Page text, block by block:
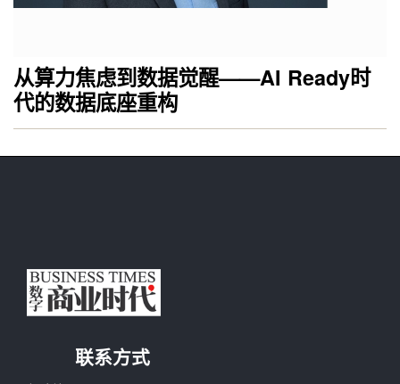
从算力焦虑到数据觉醒——AI Ready时
代的数据底座重构
联系方式